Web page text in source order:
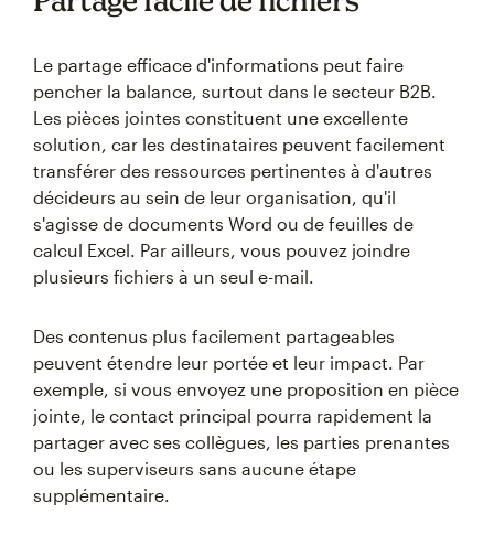
Le partage efficace d'informations peut faire
pencher la balance, surtout dans le secteur B2B.
Les pièces jointes constituent une excellente
solution, car les destinataires peuvent facilement
transférer des ressources pertinentes à d'autres
décideurs au sein de leur organisation, qu'il
s'agisse de documents Word ou de feuilles de
calcul Excel. Par ailleurs, vous pouvez joindre
plusieurs fichiers à un seul e-mail.
Des contenus plus facilement partageables
peuvent étendre leur portée et leur impact. Par
exemple, si vous envoyez une proposition en pièce
jointe, le contact principal pourra rapidement la
partager avec ses collègues, les parties prenantes
ou les superviseurs sans aucune étape
supplémentaire.